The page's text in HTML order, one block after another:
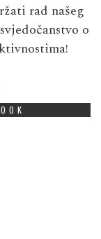
rad našeg
o